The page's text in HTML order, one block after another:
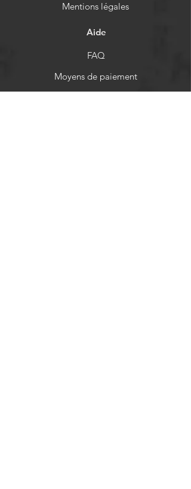
Mentions légales
Aide
FAQ
Moyens de paiement